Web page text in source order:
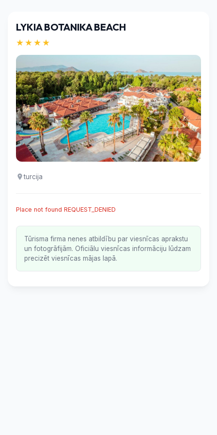
LYKIA BOTANIKA BEACH
★★★★
turcija
Place not found REQUEST_DENIED
Tūrisma firma nenes atbildību par viesnīcas aprakstu
un fotogrāfijām. Oficiālu viesnīcas informāciju lūdzam
precizēt viesnīcas mājas lapā.